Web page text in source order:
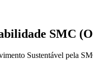
SMC
Sustentável pela